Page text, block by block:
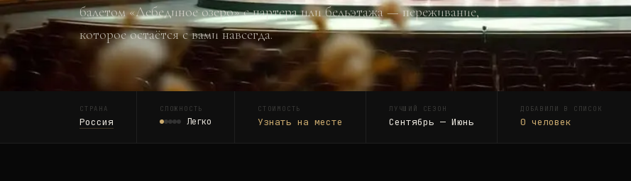
балетом «Лебединое озеро» с партера или бельэтажа — переживание,
которое остаётся с вами навсегда.
СТРАНА
Россия
СЛОЖНОСТЬ
Легко
СТОИМОСТЬ
Узнать на месте
ЛУЧШИЙ СЕЗОН
Сентябрь — Июнь
ДОБАВИЛИ В СПИСОК
0 человек